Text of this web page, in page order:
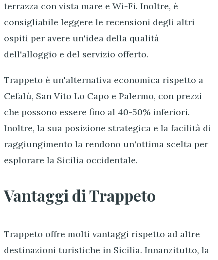
terrazza con vista mare e Wi-Fi. Inoltre, è
consigliabile leggere le recensioni degli altri
ospiti per avere un'idea della qualità
dell'alloggio e del servizio offerto.
Trappeto è un'alternativa economica rispetto a
Cefalù, San Vito Lo Capo e Palermo, con prezzi
che possono essere fino al 40-50% inferiori.
Inoltre, la sua posizione strategica e la facilità di
raggiungimento la rendono un'ottima scelta per
esplorare la Sicilia occidentale.
Vantaggi di Trappeto
Trappeto offre molti vantaggi rispetto ad altre
destinazioni turistiche in Sicilia. Innanzitutto, la